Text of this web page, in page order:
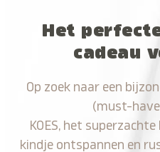
Het
cadeau
Op zoek naar een
(must-
KOES, het
kindje ontspannen en